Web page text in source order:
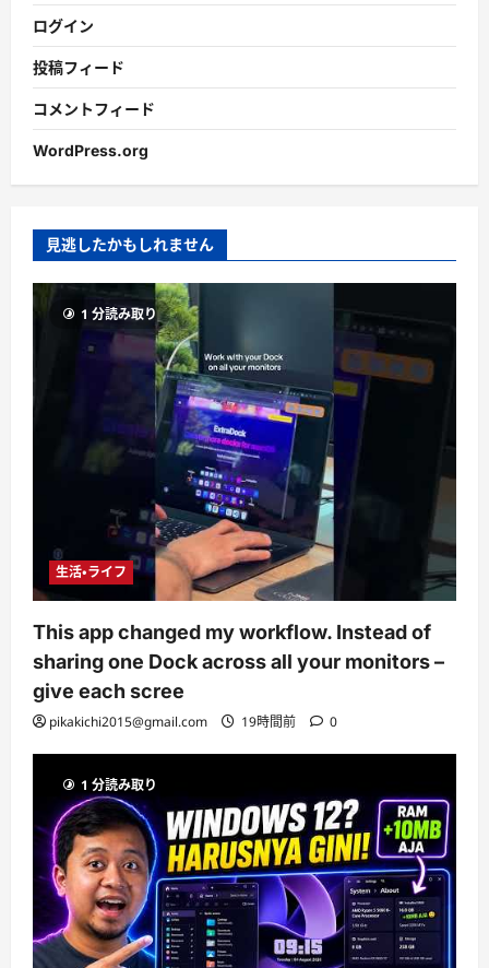
ログイン
投稿フィード
コメントフィード
WordPress.org
見逃したかもしれません
1 分読み取り
生活・ライフ
This app changed my workflow. Instead of
sharing one Dock across all your monitors –
give each scree
pikakichi2015@gmail.com 19時間前 0
1 分読み取り